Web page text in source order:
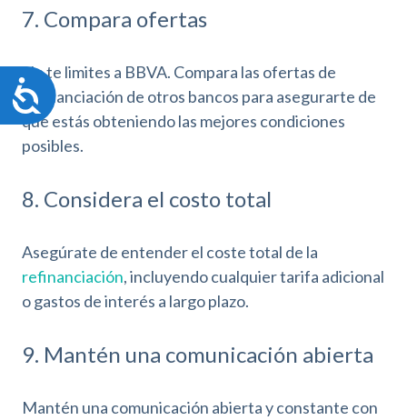
A
c
e
b
i
d
a
7. Compara ofertas
No te limites a BBVA. Compara las ofertas de
refinanciación de otros bancos para asegurarte de
que estás obteniendo las mejores condiciones
posibles.
8. Considera el costo total
Asegúrate de entender el coste total de la
refinanciación, incluyendo cualquier tarifa adicional
o gastos de interés a largo plazo.
9. Mantén una comunicación abierta
Mantén una comunicación abierta y constante con